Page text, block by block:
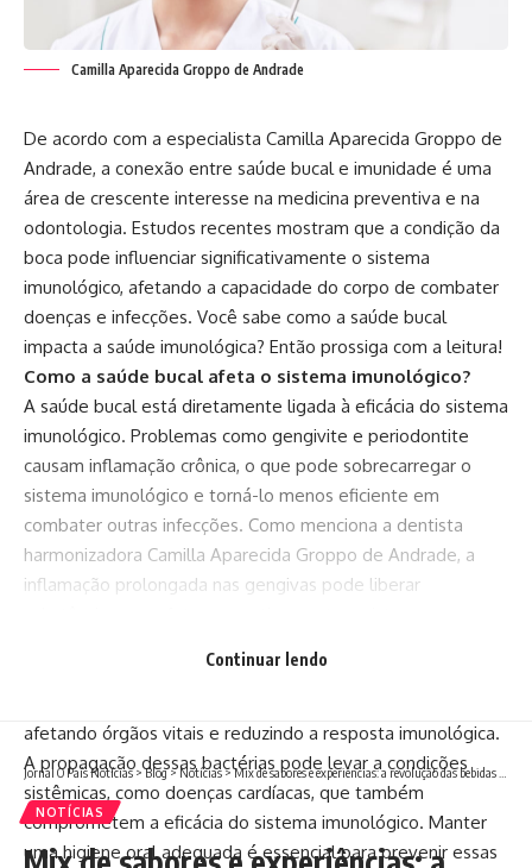
Camilla Aparecida Groppo de Andrade
De acordo com a especialista Camilla Aparecida Groppo de
Andrade, a conexão entre saúde bucal e imunidade é uma
área de crescente interesse na medicina preventiva e na
odontologia. Estudos recentes mostram que a condição da
boca pode influenciar significativamente o sistema
imunológico, afetando a capacidade do corpo de combater
doenças e infecções. Você sabe como a saúde bucal
impacta a saúde imunológica? Então prossiga com a leitura!
Como a saúde bucal afeta o sistema imunológico?
A saúde bucal está diretamente ligada à eficácia do sistema
imunológico. Problemas como gengivite e periodontite
causam inflamação crônica, o que pode sobrecarregar o
sistema imunológico e torná-lo menos eficiente em
combater outras infecções. Como menciona a dentista
harmonizadora Camilla Aparecida Groppo de Andrade, a
inflamação prolongada nas gengivas pode liberar
Ainda, a presença de bactérias na boca pode liberar toxinas
afetando órgãos vitais e reduzindo a resposta imunológica.
A propagação dessas bactérias pode levar a condições
sistêmicas, como doenças cardíacas, que também
comprometem a eficácia do sistema imunológico. Manter
uma higiene oral adequada é essencial para prevenir essas
Continuar lendo
Jornal O País Notícias>Blog>Notícias>Mix de sabores e experiências: a revolução das bebidas nos eventos empresariais
NOTÍCIAS